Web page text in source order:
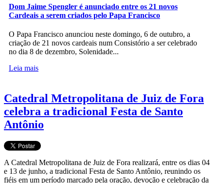
Dom Jaime Spengler é anunciado entre os 21 novos
Cardeais a serem criados pelo Papa Francisco
O Papa Francisco anunciou neste domingo, 6 de outubro, a
criação de 21 novos cardeais num Consistório a ser celebrado
no dia 8 de dezembro, Solenidade...
Leia mais
Catedral Metropolitana de Juiz de Fora
celebra a tradicional Festa de Santo
Antônio
A Catedral Metropolitana de Juiz de Fora realizará, entre os dias 04
e 13 de junho, a tradicional Festa de Santo Antônio, reunindo os
fiéis em um período marcado pela oração, devoção e celebração da